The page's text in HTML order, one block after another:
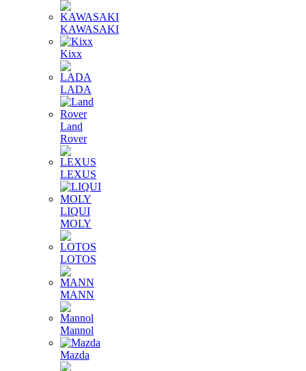
KAWASAKI
Kixx
LADA
Land
Rover
LEXUS
LIQUI
MOLY
LOTOS
MANN
Mannol
Mazda